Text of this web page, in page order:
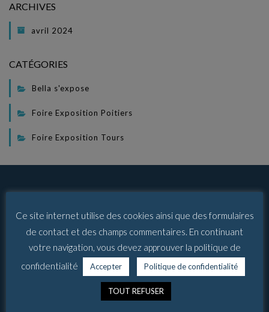
NOUS CONTACTER
ARCHIVES
avril 2024
CATÉGORIES
Bella s'expose
Foire Exposition Poitiers
Foire Exposition Tours
Politique de confidentialité
Mentions Légales
Ce site internet utilise des cookies ainsi que des formulaires
de contact et des champs commentaires. En continuant
votre navigation, vous devez approuver la politique de
confidentialité
Accepter Politique de confidentialité
TOUT REFUSER